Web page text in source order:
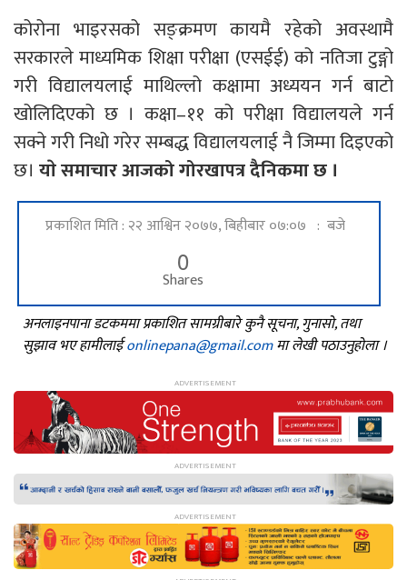
कोरोना भाइरसको सङ्क्रमण कायमै रहेको अवस्थामै
सरकारले माध्यमिक शिक्षा परीक्षा (एसईई) को नतिजा टुङ्गो
गरी विद्यालयलाई माथिल्लो कक्षामा अध्ययन गर्न बाटो
खोलिदिएको छ । कक्षा–११ को परीक्षा विद्यालयले गर्न
सक्ने गरी निधो गरेर सम्बद्ध विद्यालयलाई नै जिम्मा दिइएको
छ। याे समाचार आजको गोरखापत्र दैनिकमा छ ।
प्रकाशित मिति : २२ आश्विन २०७७, बिहीबार ०७:०७ : बजे
0
Shares
अनलाइनपाना डटकममा प्रकाशित सामग्रीबारे कुनै सूचना, गुनासो, तथा
सुझाव भए हामीलाईonlinepana@gmail.comमा लेखी पठाउनुहोला ।